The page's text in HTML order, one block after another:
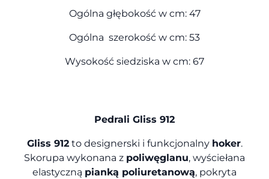
Ogólna głębokość w cm: 47
Ogólna szerokość w cm: 53
Wysokość siedziska w cm: 67
Pedrali Gliss 912
Gliss 912to designerski i funkcjonalny hoker.
Skorupa wykonana z poliwęglanu, wyściełana
elastyczną pianką poliuretanową, pokryta